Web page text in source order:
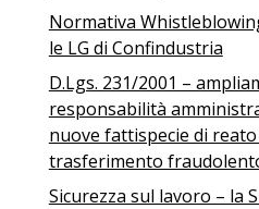
Normativa
le LG di Confindustria
D.Lgs. 231/2001 –
responsabilità
nuove fattispecie di
trasferimento
Sicurezza sul lavoro – la